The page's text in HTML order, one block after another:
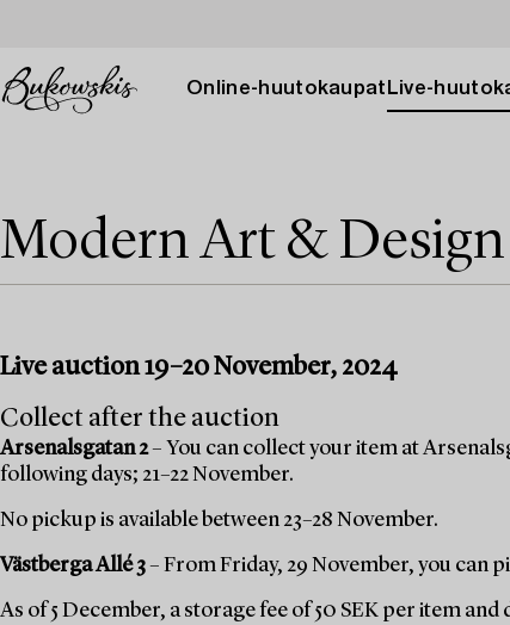
Online-huutokaupat Live-
Modern Art & Design
Live auction 19–20 November, 2024
Collect after the auction
Arsenalsgatan 2– You can collect your item at
following days; 21–22 November.
No pickup is available between 23–28 November.
Västberga Allé 3– From Friday, 29 November, you can
As of 5 December, a storage fee of 50 SEK per item